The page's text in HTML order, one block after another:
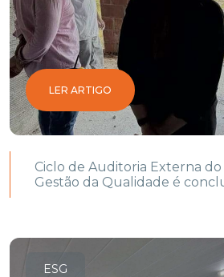
LER ARTIGO
Ciclo de Auditoria Externa do
Gestão da Qualidade é
ESG